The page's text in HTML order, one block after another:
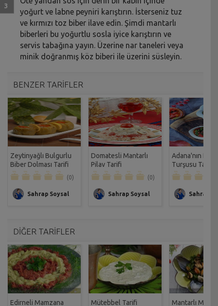
yoğurt ve labne peyniri karıştırın. İsterseniz tuz
ve kırmızı toz biber ilave edin. Şimdi mantarlı
biberleri bu yoğurtlu sosla iyice karıştırın ve
servis tabağına yayın. Üzerine nar taneleri veya
minik doğranmış köz biberi ile üzerini süsleyin.
BENZER TARİFLER
Zeytinyağlı Bulgurlu
Biber Dolması Tarifi
(0)
Sahrap Soysal
Domatesli Mantarlı
Pilav Tarifi
(0)
Sahrap Soysal
Adana'nın
Turşusu Tarifi
Sahrap
DİĞER TARİFLER
Edirneli Mamzana
Mütebbel Tarifi
Mantarlı Midye